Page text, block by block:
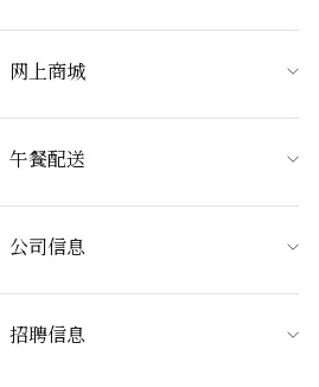
网上商城
午餐配送
公司信息
招聘信息